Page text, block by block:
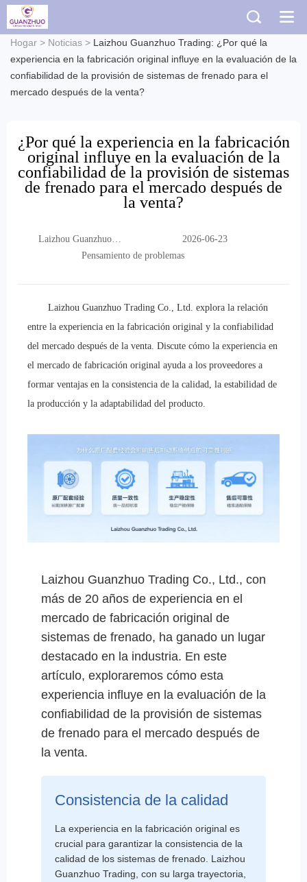
Hogar > Noticias > Laizhou Guanzhuo Trading: ¿Por qué la
experiencia en la fabricación original influye en la evaluación de la
confiabilidad de la provisión de sistemas de frenado para el
mercado después de la venta?
¿Por qué la experiencia en la fabricación
original influye en la evaluación de la
confiabilidad de la provisión de sistemas
de frenado para el mercado después de
la venta?
Laizhou Guanzhuo
Trading Co., Ltd.
2026-06-23
Pensamiento de problemas
Laizhou Guanzhuo Trading Co., Ltd. explora la relación
entre la experiencia en la fabricación original y la confiabilidad
del mercado después de la venta. Discute cómo la experiencia en
el mercado de fabricación original ayuda a los proveedores a
formar ventajas en la consistencia de la calidad, la estabilidad de
la producción y la adaptabilidad del producto.
Laizhou Guanzhuo Trading Co., Ltd., con
más de 20 años de experiencia en el
mercado de fabricación original de
sistemas de frenado, ha ganado un lugar
destacado en la industria. En este
artículo, exploraremos cómo esta
experiencia influye en la evaluación de la
confiabilidad de la provisión de sistemas
de frenado para el mercado después de
la venta.
Consistencia de la calidad
La experiencia en la fabricación original es
crucial para garantizar la consistencia de la
calidad de los sistemas de frenado. Laizhou
Guanzhuo Trading, con su larga trayectoria,